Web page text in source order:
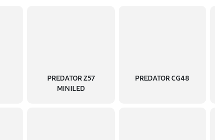
PREDATOR Z57
MINILED
PREDATOR CG48